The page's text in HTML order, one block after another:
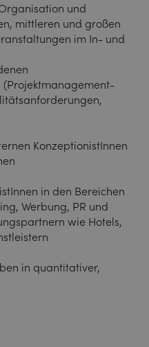
und
mittleren und großen
im In- und
KonzeptionistInnen
in den Bereichen
Werbung, PR und
wie Hotels,
in quantitativer,